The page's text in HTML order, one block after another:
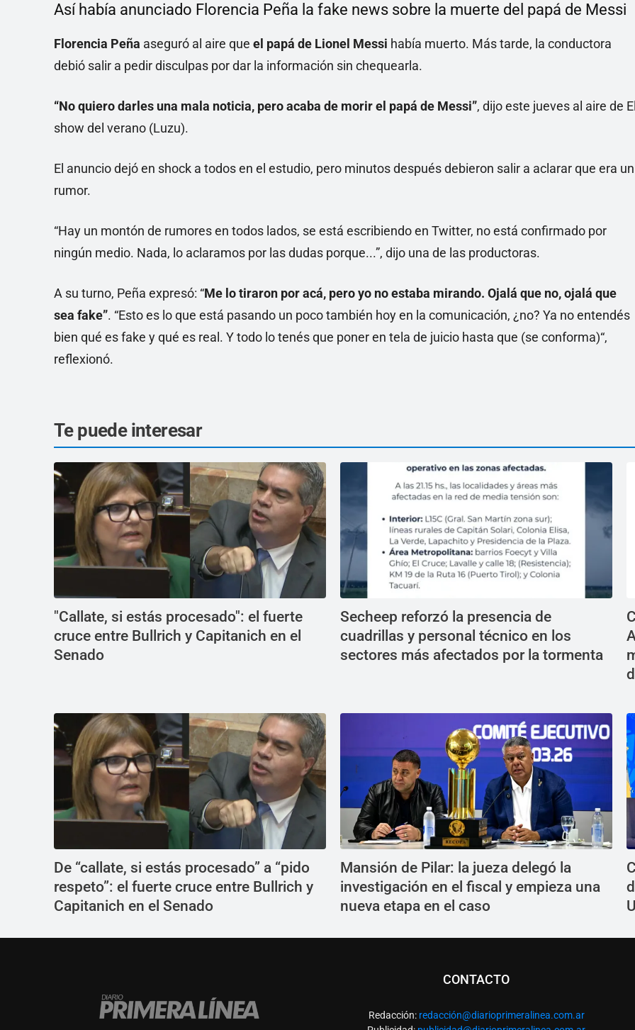
Así había anunciado Florencia Peña la fake news sobre la muerte del papá de Messi
Florencia Peña aseguró al aire que el papá de Lionel Messi había muerto. Más tarde, la conductora
debió salir a pedir disculpas por dar la información sin chequearla.
“No quiero darles una mala noticia, pero acaba de morir el papá de Messi”, dijo este jueves al aire de
show del verano (Luzu).
El anuncio dejó en shock a todos en el estudio, pero minutos después debieron salir a aclarar que era un
rumor.
“Hay un montón de rumores en todos lados, se está escribiendo en Twitter, no está confirmado por
ningún medio. Nada, lo aclaramos por las dudas porque...”, dijo una de las productoras.
A su turno, Peña expresó: “Me lo tiraron por acá, pero yo no estaba mirando. Ojalá que no, ojalá que
sea fake”. “Esto es lo que está pasando un poco también hoy en la comunicación, ¿no? Ya no entendés
bien qué es fake y qué es real. Y todo lo tenés que poner en tela de juicio hasta que (se conforma)“,
reflexionó.
Te puede interesar
"Callate, si estás procesado": el fuerte
cruce entre Bullrich y Capitanich en el
Senado
Secheep reforzó la presencia de
cuadrillas y personal técnico en los
sectores más afectados por la tormenta
De “callate, si estás procesado” a “pido
respeto”: el fuerte cruce entre Bullrich y
Capitanich en el Senado
Mansión de Pilar: la jueza delegó la
investigación en el fiscal y empieza una
nueva etapa en el caso
CONTACTO
Redacción: redacción@diarioprimeralinea.com.ar